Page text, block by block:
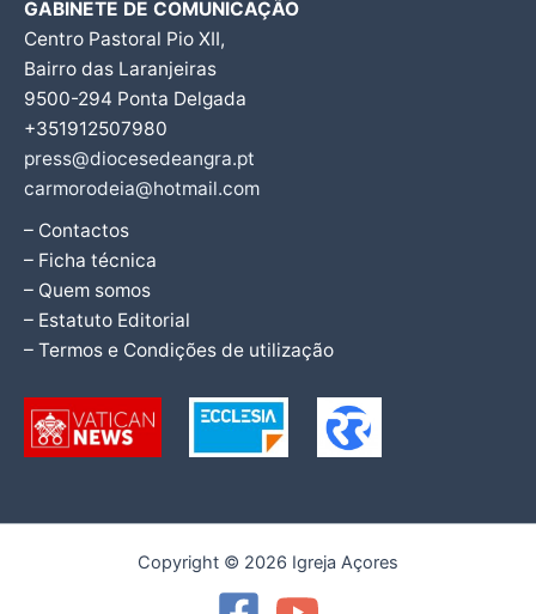
GABINETE DE COMUNICAÇÃO
Centro Pastoral Pio XII,
Bairro das Laranjeiras
9500-294 Ponta Delgada
+351912507980
press@diocesedeangra.pt
carmorodeia@hotmail.com
– Contactos
– Ficha técnica
– Quem somos
– Estatuto Editorial
– Termos e Condições de utilização
Copyright © 2026 Igreja Açores